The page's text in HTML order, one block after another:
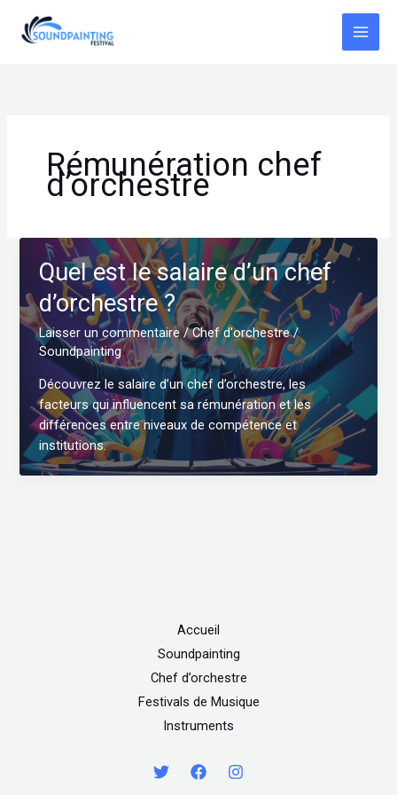
contenu
Rémunération chef
d’orchestre
Quel est le salaire d’un chef
d’orchestre ?
Laisser un commentaire /Chef d'orchestre/
Soundpainting
Découvrez le salaire d’un chef d’orchestre, les
facteurs qui influencent sa rémunération et les
différences entre niveaux de compétence et
institutions.
Accueil
Soundpainting
Chef d’orchestre
Festivals de Musique
Instruments